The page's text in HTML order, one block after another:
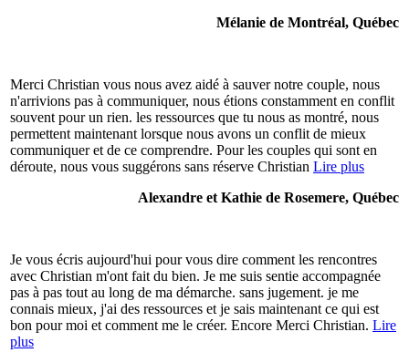
Mélanie de Montréal, Québec
Merci Christian vous nous avez aidé à sauver notre couple, nous
n'arrivions pas à communiquer, nous étions constamment en conflit
souvent pour un rien. les ressources que tu nous as montré, nous
permettent maintenant lorsque nous avons un conflit de mieux
communiquer et de ce comprendre. Pour les couples qui sont en
déroute, nous vous suggérons sans réserve Christian Lire plus
Alexandre et Kathie de Rosemere, Québec
Je vous écris aujourd'hui pour vous dire comment les rencontres
avec Christian m'ont fait du bien. Je me suis sentie accompagnée
pas à pas tout au long de ma démarche. sans jugement. je me
connais mieux, j'ai des ressources et je sais maintenant ce qui est
bon pour moi et comment me le créer. Encore Merci Christian. Lire
plus